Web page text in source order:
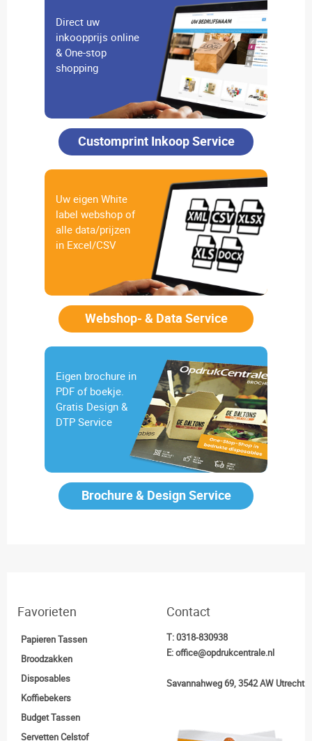
Direct uw
inkoopprijs online
& One-stop
shopping
Customprint Inkoop Service
Uw eigen White
label webshop of
alle data/prijzen
in Excel/CSV
Webshop- & Data Service
Eigen brochure in
PDF of boekje.
Gratis Design &
DTP Service
Brochure & Design Service
Favorieten
Papieren Tassen
Broodzakken
Disposables
Koffiebekers
Budget Tassen
Servetten Celstof
Contact
T:0318-830938
E:office@opdrukcentrale.nl
Savannahweg 69, 3542 AW Utrecht